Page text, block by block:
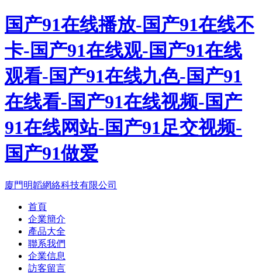
国产91在线播放-国产91在线不
卡-国产91在线观-国产91在线
观看-国产91在线九色-国产91
在线看-国产91在线视频-国产
91在线网站-国产91足交视频-
国产91做爱
廈門明韜網絡科技有限公司
首頁
企業簡介
產品大全
聯系我們
企業信息
訪客留言